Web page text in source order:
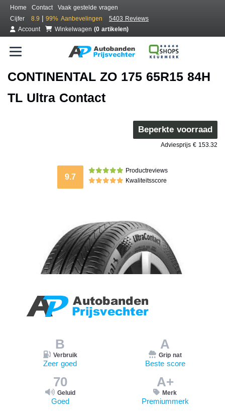
Home Contact
Vaak gestelde vragen
Cijfer
8.9 | 99% Aanbevelingen
5403 Reviews
Account
Winkelwagen (0 artikelen)
CONTINENTAL ZO 175 65R15 84H
TL Ultra Contact
Beperkte voorraad
Adviesprijs € 153.32
9.7
Productreviews
Kwaliteitsscore
B
Verbruik
Zeer goed
A
Grip nat
Beste score
70
Geluid
Goed
A+
Merk
Premiummerk